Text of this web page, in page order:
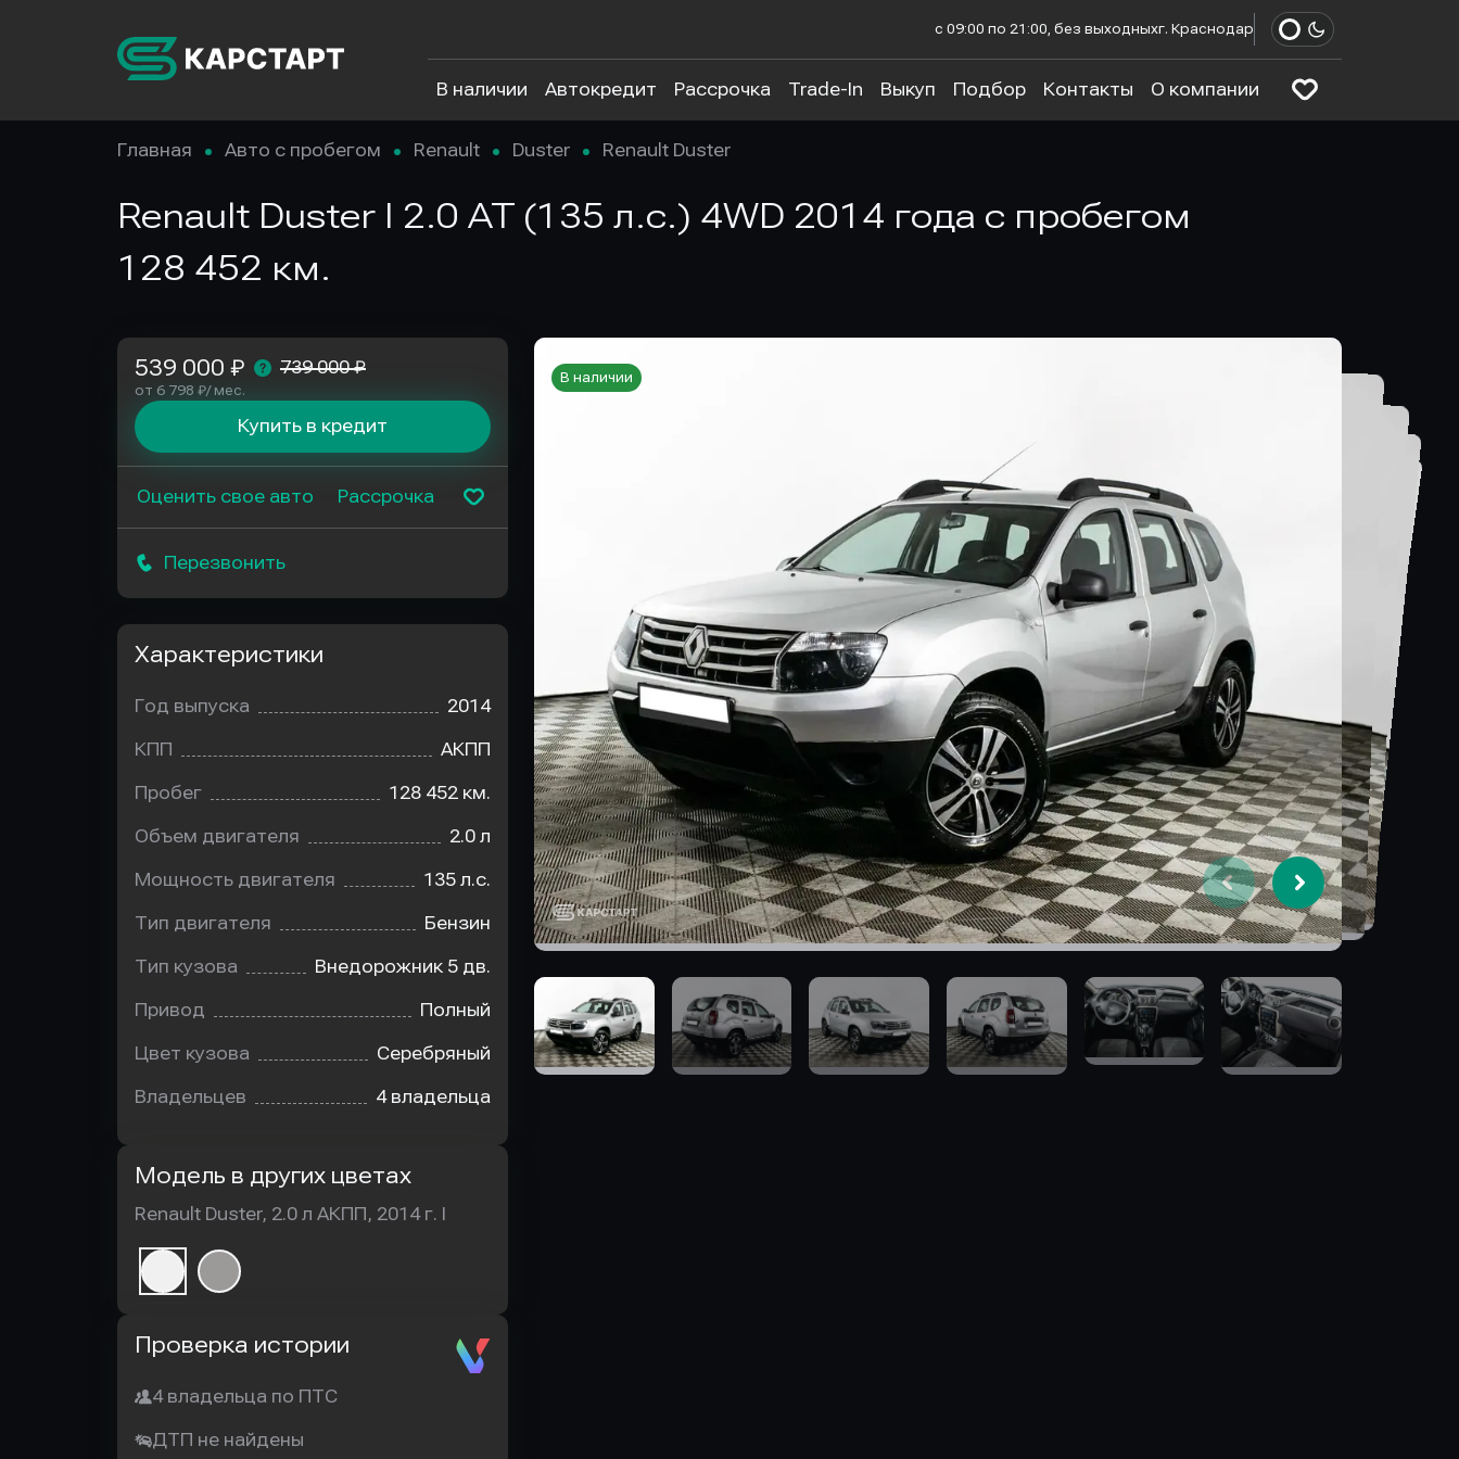
с 09:00 по 21:00, без выходныхг. Краснодар
В наличии Автокредит Рассрочка Trade-In Выкуп Подбор Контакты О компании
Главная Авто с пробегом Renault Duster Renault Duster
Renault Duster I 2.0 AT (135 л.с.) 4WD 2014 года с пробегом
128 452 км.
В наличии
539 000 ₽ 739 000 ₽
от 6 798 ₽/ мес.
Купить в кредит
Оценить свое авто Рассрочка
Перезвонить
Характеристики
Год выпуска 2014
КПП АКПП
Пробег 128 452 км.
Объем двигателя 2.0 л
Мощность двигателя 135 л.с.
Тип двигателя Бензин
Тип кузова Внедорожник 5 дв.
Привод Полный
Цвет кузова Серебряный
Владельцев 4 владельца
Модель в других цветах
Renault Duster, 2.0 л АКПП, 2014 г. I
Проверка истории
4 владельца по ПТС
ДТП не найдены